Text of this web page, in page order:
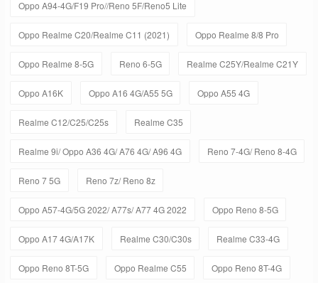
Oppo A94-4G/F19 Pro//Reno 5F/Reno5 Lite
Oppo Realme C20/Realme C11 (2021) Oppo Realme 8/8 Pro
Oppo Realme 8-5G Reno 6-5G Realme C25Y/Realme C21Y
Oppo A16K Oppo A16 4G/A55 5G Oppo A55 4G
Realme C12/C25/C25s Realme C35
Realme 9i/ Oppo A36 4G/ A76 4G/ A96 4G Reno 7-4G/ Reno 8-4G
Reno 7 5G Reno 7z/ Reno 8z
Oppo A57-4G/5G 2022/ A77s/ A77 4G 2022 Oppo Reno 8-5G
Oppo A17 4G/A17K Realme C30/C30s Realme C33-4G
Oppo Reno 8T-5G Oppo Realme C55 Oppo Reno 8T-4G